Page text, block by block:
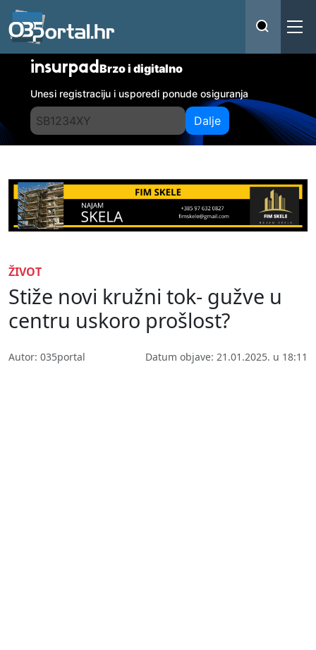
insurpadBrzo i digitalno
Unesi registraciju i usporedi ponude osiguranja
Dalje
ŽIVOT
Stiže novi kružni tok- gužve u
centru uskoro prošlost?
Autor: 035portal Datum objave: 21.01.2025. u 18:11